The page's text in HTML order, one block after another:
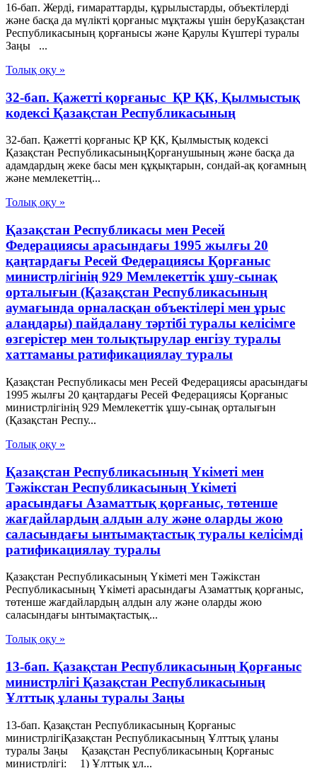
16-бап. Жердi, ғимараттарды, құрылыстарды, объектiлердi
және басқа да мүлікті қорғаныс мұқтажы үшiн беруҚазақстан
Республикасының қорғанысы және Қарулы Күштері туралы
Заңы ...
Толық оқу »
32-бап. Қажеттi қорғаныс ҚР ҚК, Қылмыстық
кодексi Қазақстан Республикасының
32-бап. Қажеттi қорғаныс ҚР ҚК, Қылмыстық кодексi
Қазақстан РеспубликасыныңҚорғанушының және басқа да
адамдардың жеке басы мен құқықтарын, сондай-ақ қоғамның
және мемлекеттің...
Толық оқу »
Қазақстан Республикасы мен Ресей
Федерациясы арасындағы 1995 жылғы 20
қаңтардағы Ресей Федерациясы Қорғаныс
министрлігінің 929 Мемлекеттік ұшу-сынақ
орталығын (Қазақстан Республикасының
аумағында орналасқан объектілері мен ұрыс
алаңдары) пайдалану тәртібі туралы келісімге
өзгерістер мен толықтырулар енгізу туралы
хаттаманы ратификациялау туралы
Қазақстан Республикасы мен Ресей Федерациясы арасындағы
1995 жылғы 20 қаңтардағы Ресей Федерациясы Қорғаныс
министрлігінің 929 Мемлекеттік ұшу-сынақ орталығын
(Қазақстан Респу...
Толық оқу »
Қазақстан Республикасының Үкіметі мен
Тәжікстан Республикасының Үкіметі
арасындағы Азаматтық қорғаныс, төтенше
жағдайлардың алдын алу және оларды жою
саласындағы ынтымақтастық туралы келісімді
ратификациялау туралы
Қазақстан Республикасының Үкіметі мен Тәжікстан
Республикасының Үкіметі арасындағы Азаматтық қорғаныс,
төтенше жағдайлардың алдын алу және оларды жою
саласындағы ынтымақтастық...
Толық оқу »
13-бап. Қазақстан Республикасының Қорғаныс
министрлігі Қазақстан Республикасының
Ұлттық ұланы туралы Заңы
13-бап. Қазақстан Республикасының Қорғаныс
министрлігіҚазақстан Республикасының Ұлттық ұланы
туралы Заңы Қазақстан Республикасының Қорғаныс
министрлігі: 1) Ұлттық ұл...